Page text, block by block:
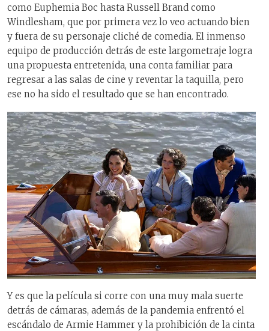
como Euphemia Boc hasta Russell Brand como
Windlesham, que por primera vez lo veo actuando bien
y fuera de su personaje cliché de comedia. El inmenso
equipo de producción detrás de este largometraje logra
una propuesta entretenida, una conta familiar para
regresar a las salas de cine y reventar la taquilla, pero
ese no ha sido el resultado que se han encontrado.
Y es que la película si corre con una muy mala suerte
detrás de cámaras, además de la pandemia enfrentó el
escándalo de Armie Hammer y la prohibición de la cinta